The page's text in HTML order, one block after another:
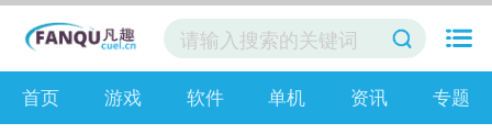
首页 游戏 软件 单机 资讯 专题